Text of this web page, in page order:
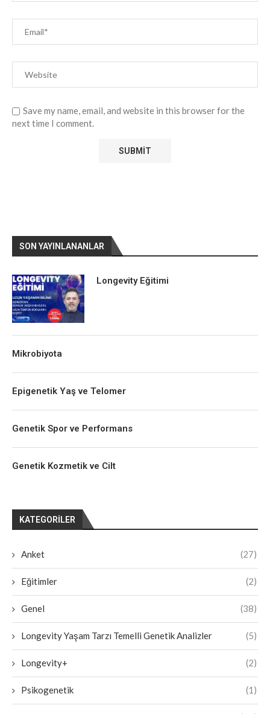
Save my name, email, and website in this browser for the
next time I comment.
KATEGORILER
Anket (27)
Eğitimler (2)
Genel (38)
Longevity Yaşam Tarzı Temelli Genetik Analizler (5)
Longevity+ (2)
Psikogenetik (1)
SON YAYINLANANLAR
Longevity Eğitimi
Mikrobiyota
Epigenetik Yaş ve Telomer
Genetik Spor ve Performans
Genetik Kozmetik ve Cilt